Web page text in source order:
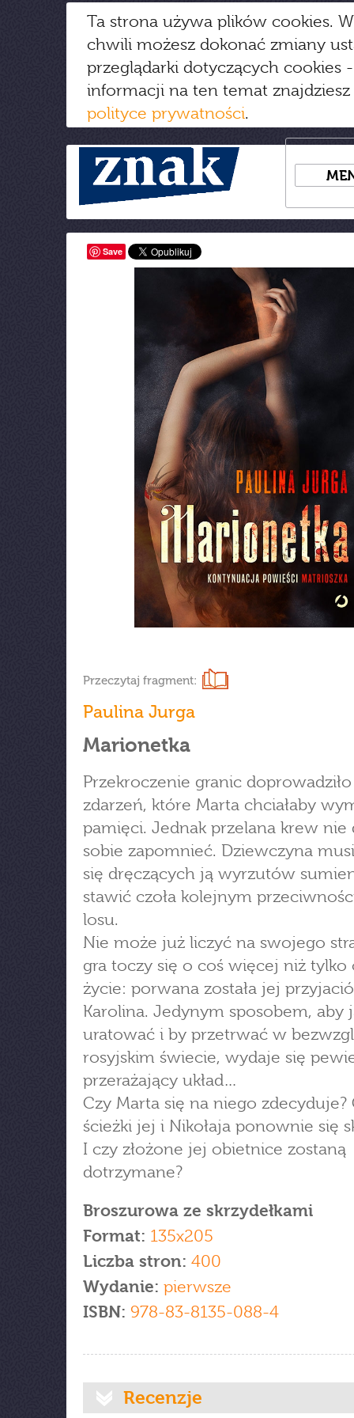
Ta strona używa plików cookies.
chwili możesz dokonać zmiany
przeglądarki dotyczących cookies
informacji na ten temat
polityce prywatności.
Save
Przeczytaj fragment:
Paulina Jurga
Marionetka
Przekroczenie granic
zdarzeń, które Marta chciałaby
pamięci. Jednak przelana krew nie
sobie zapomnieć. Dziewczyna
się dręczących ją wyrzutów
stawić czoła kolejnym
losu.
Nie może już liczyć na swojego
gra toczy się o coś więcej niż tylko
życie: porwana została jej
Karolina. Jedynym sposobem, aby
uratować i by przetrwać w
rosyjskim świecie, wydaje się
przerażający układ…
Czy Marta się na niego zdecyduje?
ścieżki jej i Nikołaja ponownie się
I czy złożone jej obietnice zostaną
dotrzymane?
Broszurowa ze skrzydełkami
Format: 135x205
Liczba stron: 400
Wydanie: pierwsze
ISBN: 978-83-8135-088-4
Recenzje